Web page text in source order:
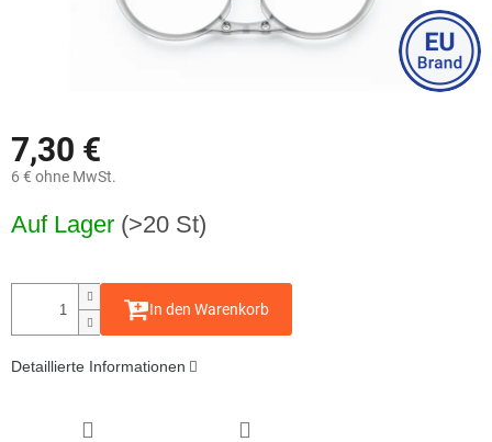
7,30 €
6 € ohne MwSt.
Auf Lager (>20 St)
In den Warenkorb
Detaillierte Informationen